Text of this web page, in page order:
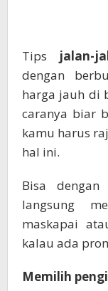
Tips jalan-
dengan
harga jauh di
caranya biar
kamu harus
hal ini.
Bisa
langsung
maskapai
kalau ada
Memilih